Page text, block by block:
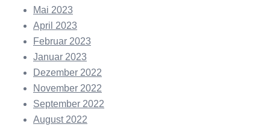
Mai 2023
April 2023
Februar 2023
Januar 2023
Dezember 2022
November 2022
September 2022
August 2022